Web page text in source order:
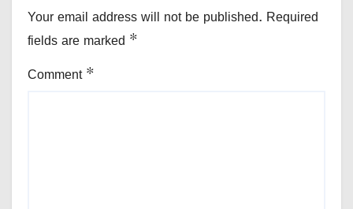
Your email address will not be published. Required
fields are marked *
Comment *